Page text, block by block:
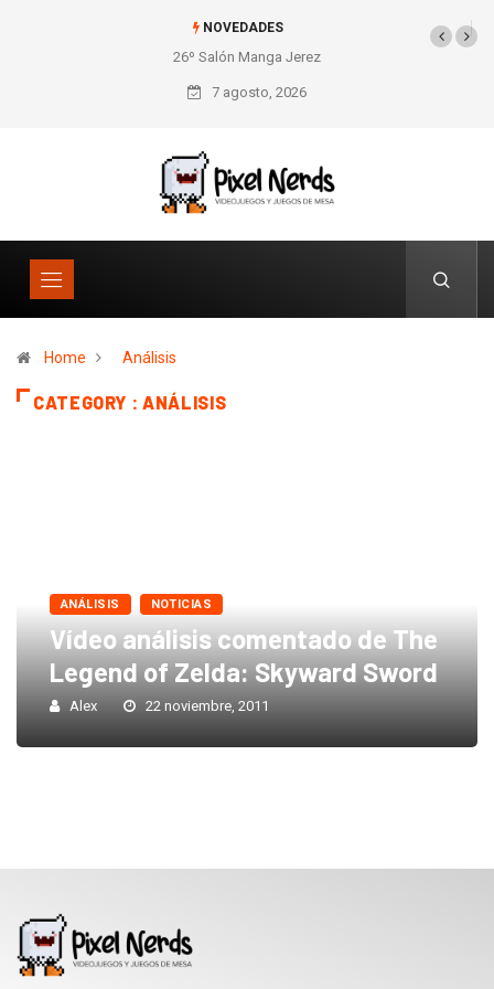
NOVEDADES
26º Salón Manga Jerez
7 agosto, 2026
Home Análisis
CATEGORY : ANÁLISIS
ANÁLISIS NOTICIAS
Vídeo análisis comentado de The
Legend of Zelda: Skyward Sword
Alex 22 noviembre, 2011